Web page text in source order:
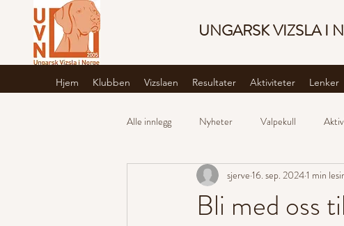
UNGARSK VIZSLA I
Hjem Klubben Vizslaen Resultater Aktiviteter Lenker
Alle innlegg Nyheter Valpekull
Bli med oss
sjerve 16. sep. 20241 min